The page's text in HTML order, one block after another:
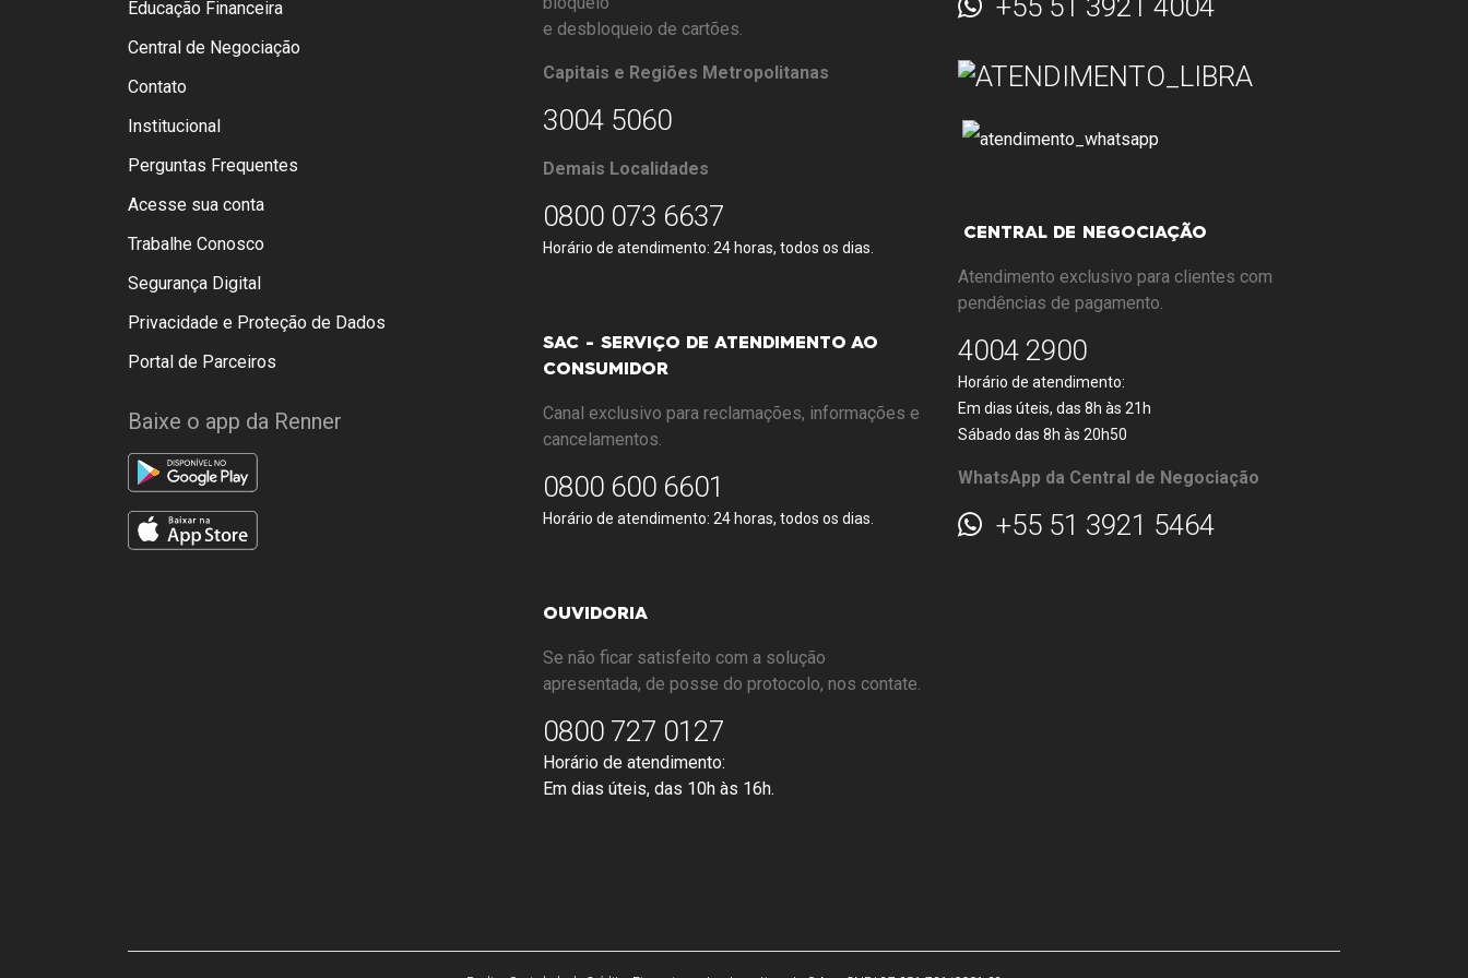
Educação Financeira
Central de Negociação
Contato
Institucional
Perguntas Frequentes
Acesse sua conta
Trabalhe Conosco
Segurança Digital
Privacidade e Proteção de Dados
Portal de Parceiros
Baixe o app da Renner
e desbloqueio de cartões.
Capitais e Regiões Metropolitanas
3004 5060
Demais Localidades
0800 073 6637
Horário de atendimento: 24 horas, todos os dias.
SAC - SERVIÇO DE ATENDIMENTO AO
CONSUMIDOR
Canal exclusivo para reclamações, informações e
cancelamentos.
0800 600 6601
Horário de atendimento: 24 horas, todos os dias.
OUVIDORIA
Se não ficar satisfeito com a solução
apresentada, de posse do protocolo, nos contate.
0800 727 0127
Horário de atendimento:
Em dias úteis, das 10h às 16h.
+55 51 3921 4004
CENTRAL DE NEGOCIAÇÃO
Atendimento exclusivo para clientes com
pendências de pagamento.
4004 2900
Horário de atendimento:
Em dias úteis, das 8h às 21h
Sábado das 8h às 20h50
WhatsApp da Central de Negociação
+55 51 3921 5464